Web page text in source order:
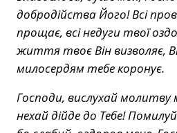
добродійства Його! Всі
прощає, всі недуги твої
життя твоє Він визволяє,
милосердям тебе коронує.
Господи, вислухай молитву
нехай дійде до Тебе!